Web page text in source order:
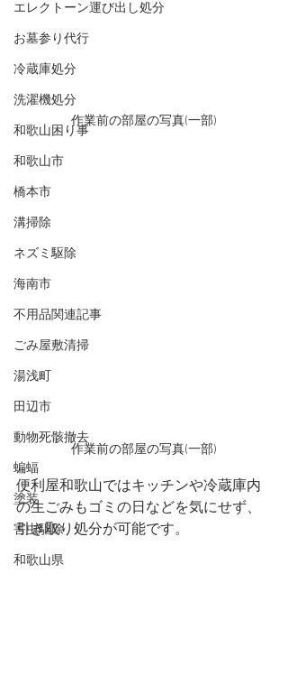
エレクトーン運び出し処分
お墓参り代行
冷蔵庫処分
洗濯機処分
和歌山困り事
和歌山市
橋本市
溝掃除
ネズミ駆除
海南市
不用品関連記事
ごみ屋敷清掃
湯浅町
田辺市
動物死骸撤去
蝙蝠
塗装
害虫駆除
和歌山県
作業前の部屋の写真(一部)
作業前の部屋の写真(一部)
便利屋和歌山ではキッチンや冷蔵庫内
の生ごみもゴミの日などを気にせず、
引き取り処分が可能です。